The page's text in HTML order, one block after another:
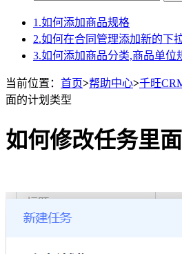
1.如何添加商品规格
2.如何在合同管理添加新的下
3.如何添加商品分类,商品单位
当前位置： 首页>帮助中心>千旺
面的计划类型
如何修改任务里